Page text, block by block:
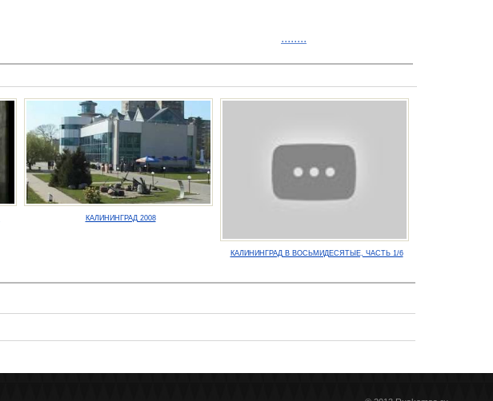
........
КАЛИНИНГРАД 2008
КАЛИНИНГРАД В ВОСЬМИДЕСЯТЫЕ, ЧАСТЬ 1/6